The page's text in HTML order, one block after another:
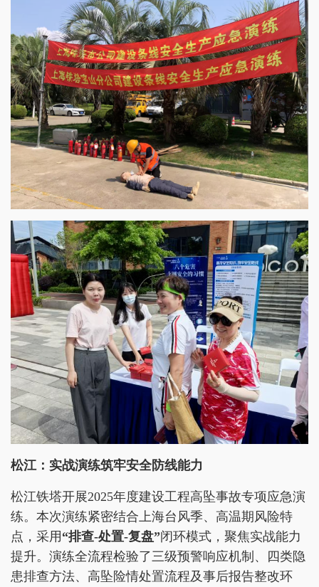
松江：实战演练筑牢安全防线能力
松江铁塔开展2025年度建设工程高坠事故专项应急演
练。本次演练紧密结合上海台风季、高温期风险特
点，采用 “排查-处置-复盘”闭环模式，聚焦实战能力
提升。演练全流程检验了三级预警响应机制、四类隐
患排查方法、高坠险情处置流程及事后报告整改环